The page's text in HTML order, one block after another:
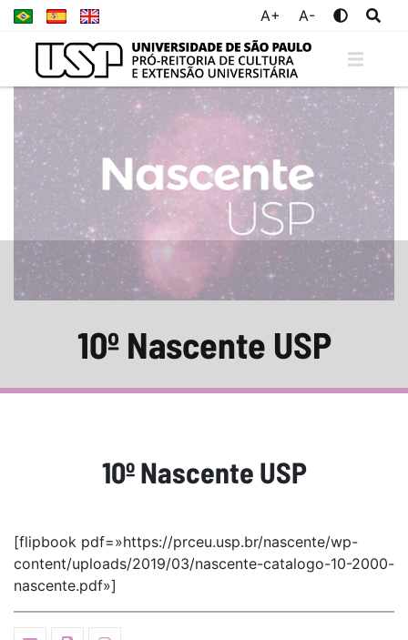
A+ A-
10º Nascente USP
10º Nascente USP
[flipbook pdf=»https://prceu.usp.br/nascente/wp-
content/uploads/2019/03/nascente-catalogo-10-2000-
nascente.pdf»]